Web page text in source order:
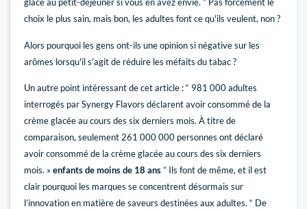
choix le plus sain, mais bon, les adultes font ce qu'ils veulent, non ?
Alors pourquoi les gens ont-ils une opinion si négative sur les
arômes lorsqu'il s'agit de réduire les méfaits du tabac ?
Un autre point intéressant de cet article : “ 981 000 adultes
interrogés par Synergy Flavors déclarent avoir consommé de la
crème glacée au cours des six derniers mois. À titre de
comparaison, seulement 261 000 000 personnes ont déclaré
avoir consommé de la crème glacée au cours des six derniers
mois. » enfants de moins de 18 ans” Ils font de même, et il est
clair pourquoi les marques se concentrent désormais sur
l’innovation en matière de saveurs destinées aux adultes. “ De